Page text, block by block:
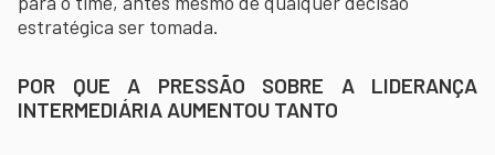
estratégica ser tomada.
POR QUE A PRESSÃO SOBRE A LIDERANÇA
INTERMEDIÁRIA AUMENTOU TANTO